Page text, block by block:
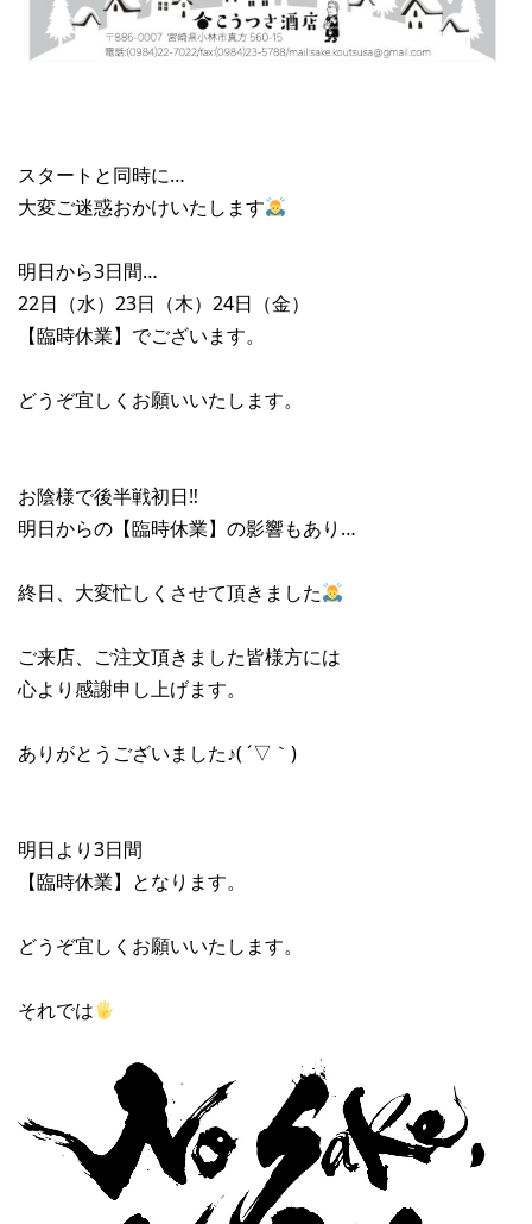
スタートと同時に…
大変ご迷惑おかけいたします
明日から3日間…
22日（水）23日（木）24日（金）
【臨時休業】でございます。
どうぞ宜しくお願いいたします。
お陰様で後半戦初日‼︎
明日からの【臨時休業】の影響もあり…
終日、大変忙しくさせて頂きました
ご来店、ご注文頂きました皆様方には
心より感謝申し上げます。
ありがとうございました♪( ´▽｀)
明日より3日間
【臨時休業】となります。
どうぞ宜しくお願いいたします。
それでは